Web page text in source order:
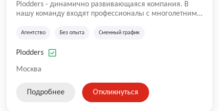
Plodders - динамично развивающаяся компания. В
нашу команду входят профессионалы с многолетним
на рынке аутсорсинга, а накопленный опыт позволяют
оказываемых услуг.
Агентство Без опыта Сменный график
Plodders
Москва
Подробнее Откликнуться